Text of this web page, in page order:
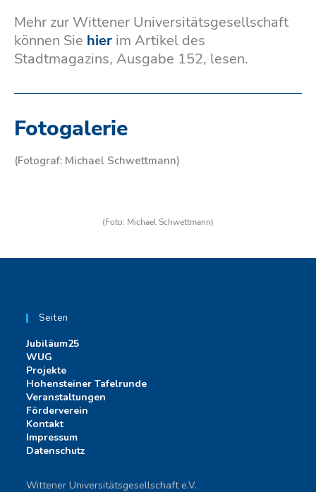
Mehr zur Wittener Universitätsgesellschaft
können Sie hier im Artikel des
Stadtmagazins, Ausgabe 152, lesen.
Fotogalerie
(Fotograf: Michael Schwettmann)
(Foto: Michael Schwettmann)
Seiten
Jubiläum25
WUG
Projekte
Hohensteiner Tafelrunde
Veranstaltungen
Förderverein
Kontakt
Impressum
Datenschutz
Wittener Universitätsgesellschaft e.V.